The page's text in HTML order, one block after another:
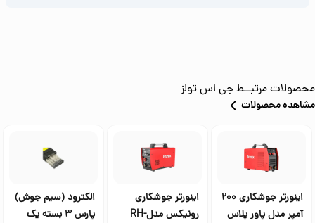
محصولات مرتبــطجی اس تولز
مشاهده محصولات
اینورتر جوشکاری 200
آمپر مدل پاور پلاس
اینورتر جوشکاری
رونیکس مدلRH-
الکترود (سیم جوش)
پارس 3 بسته یک